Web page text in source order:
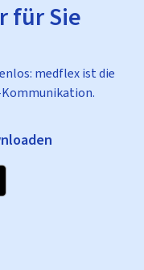
für Sie
medflex ist die